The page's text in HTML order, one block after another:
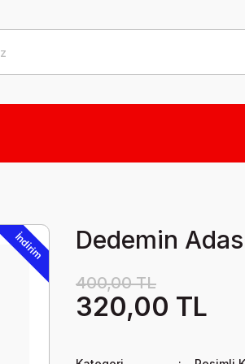
İndirim Dedemin
400,00 TL
320,00 TL